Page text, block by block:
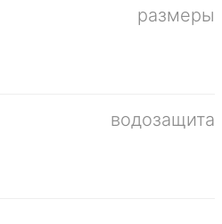
размеры
водозащита